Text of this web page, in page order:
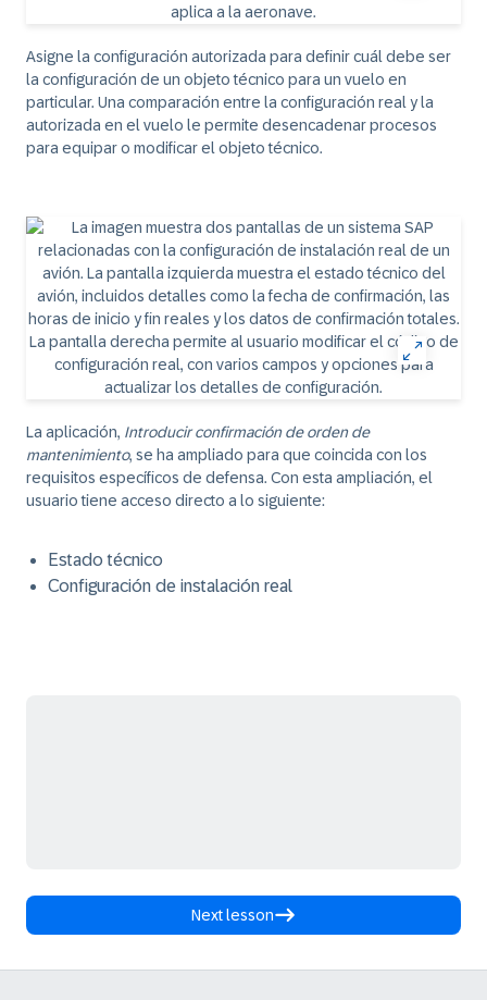
Asigne la configuración autorizada para definir cuál debe ser
la configuración de un objeto técnico para un vuelo en
particular. Una comparación entre la configuración real y la
autorizada en el vuelo le permite desencadenar procesos
para equipar o modificar el objeto técnico.
La aplicación, Introducir confirmación de orden de
mantenimiento, se ha ampliado para que coincida con los
requisitos específicos de defensa. Con esta ampliación, el
usuario tiene acceso directo a lo siguiente:
Estado técnico
Configuración de instalación real
Next lesson